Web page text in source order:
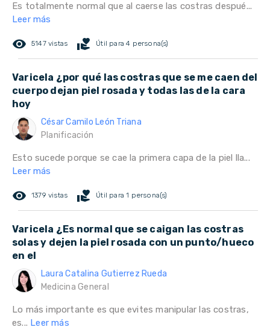
Es totalmente normal que al caerse las costras despué...
Leer más
remove_red_eye 5147 vistas volunteer_activism Útil para 4 persona(s)
Varicela ¿por qué las costras que se me caen del
cuerpo dejan piel rosada y todas las de la cara
hoy
César Camilo León Triana
Planificación
Esto sucede porque se cae la primera capa de la piel lla...
Leer más
remove_red_eye 1379 vistas volunteer_activism Útil para 1 persona(s)
Varicela ¿Es normal que se caigan las costras
solas y dejen la piel rosada con un punto/hueco
en el
Laura Catalina Gutierrez Rueda
Medicina General
Lo más importante es que evites manipular las costras,
es... Leer más